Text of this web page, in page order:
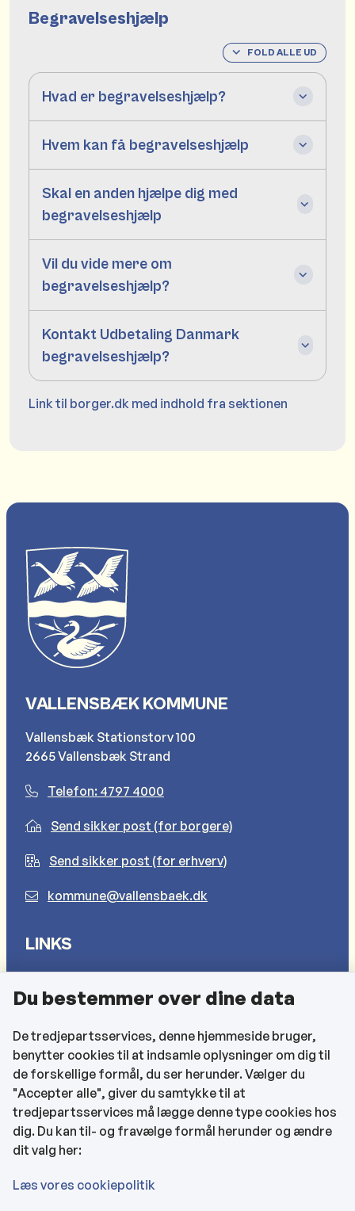
Begravelseshjælp
FOLD ALLE UD
Hvad er begravelseshjælp?
Hvem kan få begravelseshjælp
Skal en anden hjælpe dig med
begravelseshjælp
Vil du vide mere om
begravelseshjælp?
Kontakt Udbetaling Danmark
begravelseshjælp?
Link til borger.dk med indhold fra sektionen
VALLENSBÆK KOMMUNE
Vallensbæk Stationstorv 100
2665 Vallensbæk Strand
Telefon: 4797 4000
Send sikker post (for borgere)
Send sikker post (for erhverv)
kommune@vallensbaek.dk
LINKS
Cookies
Find EAN-numre
CVR og bankoplysninger
Tilgængelighedserklæring
KONTAKTOPLYSNINGER
Rådhuset
Du bestemmer over dine data
De tredjepartsservices, denne hjemmeside bruger,
benytter cookies til at indsamle oplysninger om dig til
de forskellige formål, du ser herunder. Vælger du
"Accepter alle", giver du samtykke til at
tredjepartsservices må lægge denne type cookies hos
dig. Du kan til- og fravælge formål herunder og ændre
dit valg her:
Læs vores cookiepolitik